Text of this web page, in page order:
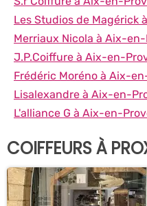
Les Studios de Magérick
Merriaux Nicola à Aix-
J.P.Coiffure à Aix-en-
Frédéric Moréno à Aix-
Lisalexandre à Aix-en-
L'alliance G à Aix-en-
COIFFEURS À